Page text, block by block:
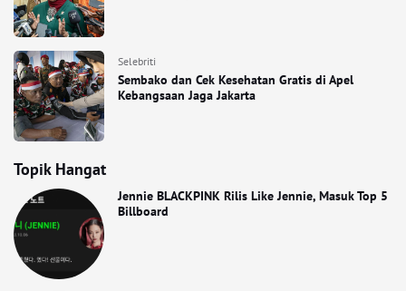
Selebriti
Sembako dan Cek Kesehatan Gratis di Apel
Kebangsaan Jaga Jakarta
Topik Hangat
Jennie BLACKPINK Rilis Like Jennie, Masuk Top 5
Billboard